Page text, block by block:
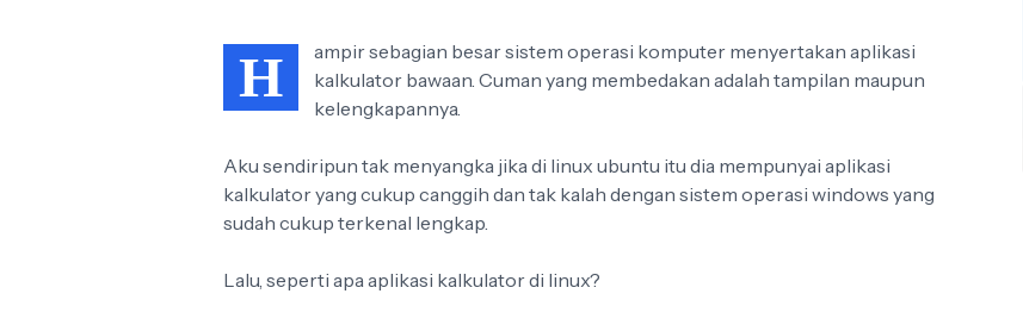
H
ampir sebagian besar sistem operasi komputer menyertakan aplikasi
kalkulator bawaan. Cuman yang membedakan adalah tampilan maupun
kelengkapannya.
Aku sendiripun tak menyangka jika di linux ubuntu itu dia mempunyai aplikasi
kalkulator yang cukup canggih dan tak kalah dengan sistem operasi windows yang
sudah cukup terkenal lengkap.
Lalu, seperti apa aplikasi kalkulator di linux?